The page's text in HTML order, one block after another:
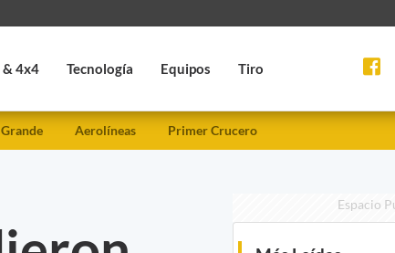
4x4 Tecnología Equipos Tiro
Aerolíneas Primer Crucero
Espacio